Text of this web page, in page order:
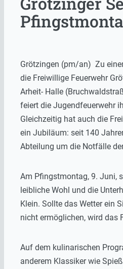
Grötzingen (pm/an) Zu
die Freiwillige Feuerwehr
Arheit- Halle
feiert die Jugendfeuerwehr
Gleichzeitig hat auch die
ein Jubiläum: seit 140
Abteilung um die Notfälle
Am Pfingstmontag, 9. Juni,
leibliche Wohl und die
Klein. Sollte das Wetter ein
nicht ermöglichen, wird das
Auf dem kulinarischen
anderem Klassiker wie